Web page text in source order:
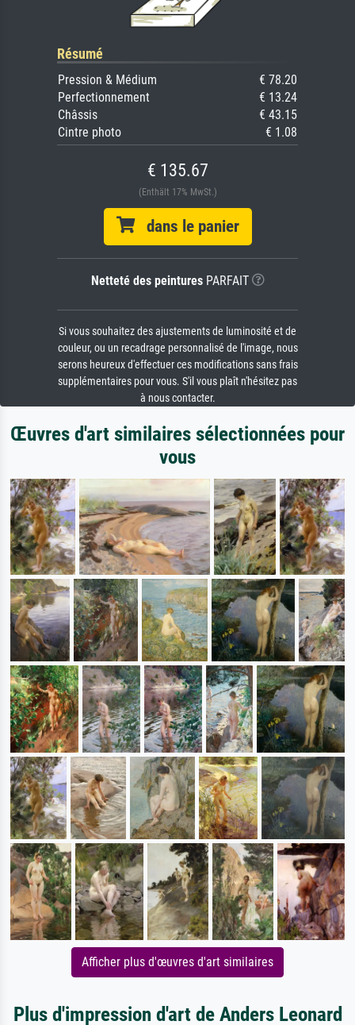
Résumé
Pression & Médium
€ 78.20
Perfectionnement
€ 13.24
Châssis
€ 43.15
Cintre photo
€ 1.08
€ 135.67
(Enthält 17% MwSt.)
dans le panier
Netteté des peinturesPARFAIT
Si vous souhaitez des ajustements de luminosité et de
couleur, ou un recadrage personnalisé de l'image, nous
serons heureux d'effectuer ces modifications sans frais
supplémentaires pour vous. S'il vous plaît n'hésitez pas
à nous contacter.
Œuvres d'art similaires sélectionnées pour
vous
Afficher plus d'œuvres d'art similaires
Plus d'impression d'art de Anders Leonard